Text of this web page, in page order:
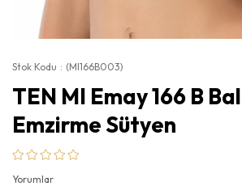
Stok Kodu (MI166B003)
TEN MI Emay 166 B
Emzirme Sütyen
Yorumlar